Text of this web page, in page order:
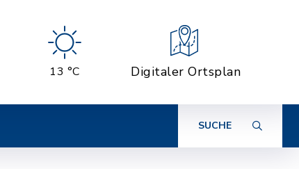
13 °C Digitaler Ortsplan
SUCHE